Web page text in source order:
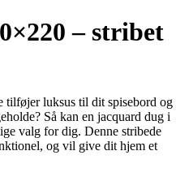
– stribet
tilføjer luksus til dit spisebord og
Så kan en jacquard dug i
valg for dig. Denne stribede
og vil give dit hjem et